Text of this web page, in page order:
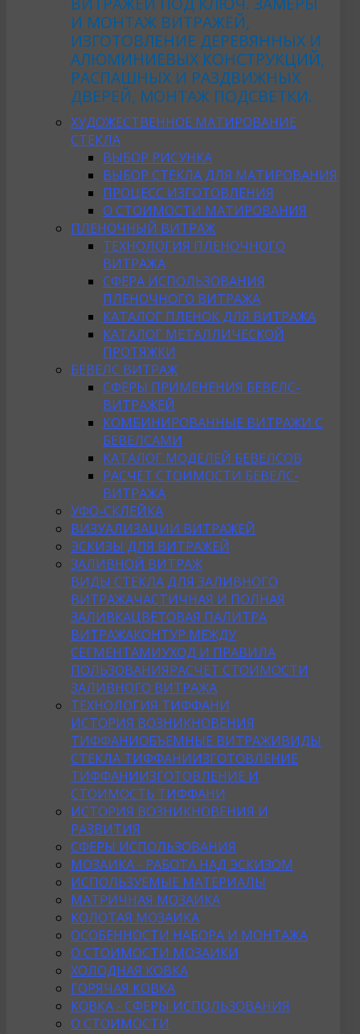
И МОНТАЖ ВИТРАЖЕЙ,
ИЗГОТОВЛЕНИЕ ДЕРЕВЯННЫХ И
АЛЮМИНИЕВЫХ КОНСТРУКЦИЙ,
РАСПАШНЫХ И РАЗДВИЖНЫХ
ДВЕРЕЙ, МОНТАЖ ПОДСВЕТКИ.
ХУДОЖЕСТВЕННОЕ МАТИРОВАНИЕ
СТЕКЛА
ВЫБОР РИСУНКА
ВЫБОР СТЕКЛА ДЛЯ МАТИРОВАНИЯ
ПРОЦЕСС ИЗГОТОВЛЕНИЯ
О СТОИМОСТИ МАТИРОВАНИЯ
ПЛЕНОЧНЫЙ ВИТРАЖ
ТЕХНОЛОГИЯ ПЛЕНОЧНОГО
ВИТРАЖА
СФЕРА ИСПОЛЬЗОВАНИЯ
ПЛЕНОЧНОГО ВИТРАЖА
КАТАЛОГ ПЛЕНОК ДЛЯ ВИТРАЖА
КАТАЛОГ МЕТАЛЛИЧЕСКОЙ
ПРОТЯЖКИ
БЕВЕЛС ВИТРАЖ
СФЕРЫ ПРИМЕНЕНИЯ БЕВЕЛС-
ВИТРАЖЕЙ
КОМБИНИРОВАННЫЕ ВИТРАЖИ С
БЕВЕЛСАМИ
КАТАЛОГ МОДЕЛЕЙ БЕВЕЛСОВ
РАСЧЕТ СТОИМОСТИ БЕВЕЛС-
ВИТРАЖА
УФО-СКЛЕЙКА
ВИЗУАЛИЗАЦИИ ВИТРАЖЕЙ
ЭСКИЗЫ ДЛЯ ВИТРАЖЕЙ
ЗАЛИВНОЙ ВИТРАЖ
ВИДЫ СТЕКЛА ДЛЯ ЗАЛИВНОГО
ВИТРАЖАЧАСТИЧНАЯ И ПОЛНАЯ
ЗАЛИВКАЦВЕТОВАЯ ПАЛИТРА
ВИТРАЖАКОНТУР МЕЖДУ
СЕГМЕНТАМИУХОД И ПРАВИЛА
ПОЛЬЗОВАНИЯРАСЧЕТ СТОИМОСТИ
ЗАЛИВНОГО ВИТРАЖА
ТЕХНОЛОГИЯ ТИФФАНИ
ИСТОРИЯ ВОЗНИКНОВЕНИЯ
ТИФФАНИОБЪЕМНЫЕ ВИТРАЖИВИДЫ
СТЕКЛА ТИФФАНИИЗГОТОВЛЕНИЕ
ТИФФАНИИЗГОТОВЛЕНИЕ И
СТОИМОСТЬ ТИФФАНИ
ИСТОРИЯ ВОЗНИКНОВЕНИЯ И
РАЗВИТИЯ
СФЕРЫ ИСПОЛЬЗОВАНИЯ
МОЗАИКА - РАБОТА НАД ЭСКИЗОМ
ИСПОЛЬЗУЕМЫЕ МАТЕРИАЛЫ
МАТРИЧНАЯ МОЗАИКА
КОЛОТАЯ МОЗАИКА
ОСОБЕННОСТИ НАБОРА И МОНТАЖА
О СТОИМОСТИ МОЗАИКИ
ХОЛОДНАЯ КОВКА
ГОРЯЧАЯ КОВКА
КОВКА - СФЕРЫ ИСПОЛЬЗОВАНИЯ
О СТОИМОСТИ